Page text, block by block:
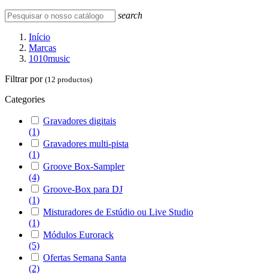
search
Início
Marcas
1010music
Filtrar por (12 productos)
Categories
Gravadores digitais
(1)
Gravadores multi-pista
(1)
Groove Box-Sampler
(4)
Groove-Box para DJ
(1)
Misturadores de Estúdio ou Live Studio
(1)
Módulos Eurorack
(5)
Ofertas Semana Santa
(2)